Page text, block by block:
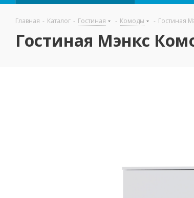
Главная - Каталог - Гостиная - Комоды - Гостиная
Гостиная Мэнкс